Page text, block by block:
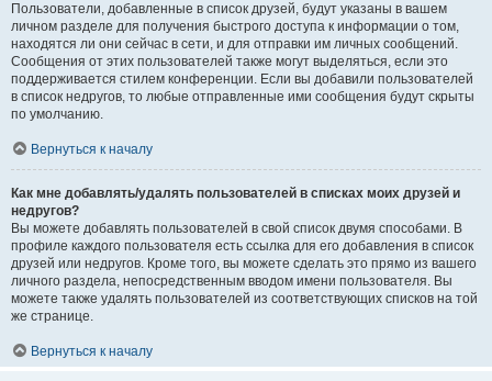
Пользователи, добавленные в список друзей, будут указаны в вашем
личном разделе для получения быстрого доступа к информации о том,
находятся ли они сейчас в сети, и для отправки им личных сообщений.
Сообщения от этих пользователей также могут выделяться, если это
поддерживается стилем конференции. Если вы добавили пользователей
в список недругов, то любые отправленные ими сообщения будут скрыты
по умолчанию.
Вернуться к началу
Как мне добавлять/удалять пользователей в списках моих друзей и
недругов?
Вы можете добавлять пользователей в свой список двумя способами. В
профиле каждого пользователя есть ссылка для его добавления в список
друзей или недругов. Кроме того, вы можете сделать это прямо из вашего
личного раздела, непосредственным вводом имени пользователя. Вы
можете также удалять пользователей из соответствующих списков на той
же странице.
Вернуться к началу